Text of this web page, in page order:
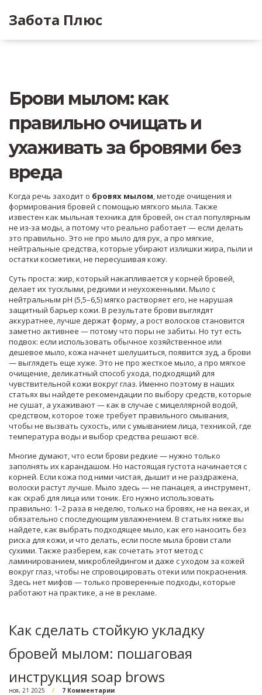
Забота Плюс
Брови мылом: как
правильно очищать и
ухаживать за бровями без
вреда
Когда речь заходит о бровях мылом,методе очищения и
формирования бровей с помощью мягкого мыла. Также
известен как мыльная техника для бровей, он стал популярным
не из-за моды, а потому что реально работает — если делать
это правильно. Это не про мыло для рук, а про мягкие,
нейтральные средства, которые убирают излишки жира, пыли и
остатки косметики, не пересушивая кожу.
Суть проста: жир, который накапливается у корней бровей,
делает их тусклыми, редкими и неухоженными. Мыло с
нейтральным pH (5,5–6,5) мягко растворяет его, не нарушая
защитный барьер кожи. В результате брови выглядят
аккуратнее, лучше держат форму, а рост волосков становится
заметно активнее — потому что поры не забиты. Но тут есть
подвох: если использовать обычное хозяйственное или
дешевое мыло, кожа начнет шелушиться, появится зуд, а брови
— выглядеть еще хуже. Это не про жесткое мыло, а про мягкое
очищение,деликатный способ ухода, подходящий для
чувствительной кожи вокруг глаз. Именно поэтому в наших
статьях вы найдете рекомендации по выбору средств, которые
не сушат, а ухаживают — как в случае смицеллярной водой,
средством, которое тоже требует правильного смывания,
чтобы не вызвать сухость, или сумыванием лица,техникой, где
температура воды и выбор средства решают всё.
Многие думают, что если брови редкие — нужно только
заполнять их карандашом. Но настоящая густота начинается с
корней. Если кожа под ними чистая, дышит и не раздражена,
волоски растут лучше. Мыло здесь — не панацея, а инструмент,
как скраб для лица или тоник. Его нужно использовать
правильно: 1–2 раза в неделю, только на бровях, не на веках, и
обязательно с последующим увлажнением. В статьях ниже вы
найдете, как выбрать подходящее мыло, как его наносить без
риска для кожи, и что делать, если после мыла брови стали
сухими. Также разберем, как сочетать этот метод с
ламинированием, микроблейдингом и даже с уходом за кожей
вокруг глаз, чтобы не спровоцировать отеки или покраснения.
Здесь нет мифов — только проверенные подходы, которые
работают на практике, а не в рекламе.
Как сделать стойкую укладку
бровей мылом: пошаговая
инструкция soap brows
ноя, 21 2025 7 Комментарии